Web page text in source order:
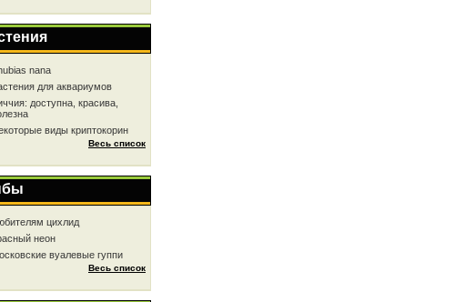
nana
для аквариумов
доступна, красива,
виды криптокорин
Весь список
цихлид
неон
вуалевые гуппи
Весь список